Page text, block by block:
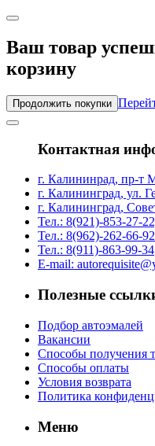
Ваш товар
корзину
Продолжить покупки
Контактная
г. Калининрад, пр-т
г. Калининград, ул.
г. Калининград,
Тел.: 8(921)-853-27-
Тел.: 8(962)-262-66-92
Тел.: 8(911)-863-99-34
E-mail:
Полезные
Подбор автоэмалей
Вакансии
Способы получения
Способы оплаты
Условия возврата
Политика
Меню